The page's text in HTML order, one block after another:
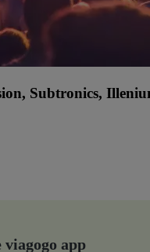
Subtronics,
viagogo app